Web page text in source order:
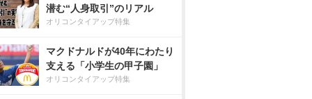
潜む“人身取引”のリアル
オリコンタイアップ特集
マクドナルドが40年にわたり
支える「小学生の甲子園」
オリコンタイアップ特集